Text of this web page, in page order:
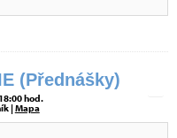
(Přednášky)
hod.
|Mapa